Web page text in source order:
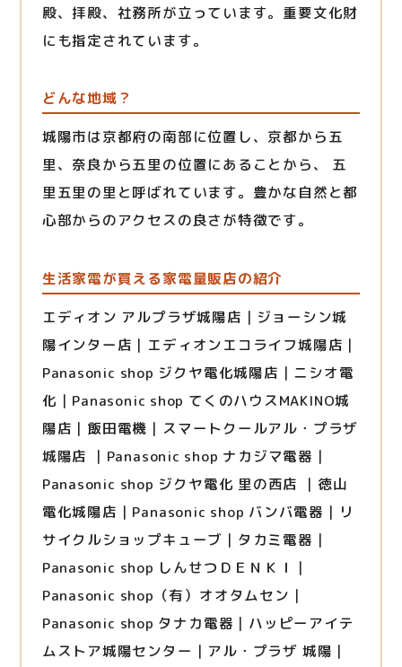
殿、拝殿、社務所が立っています。重要文化財
にも指定されています。
どんな地域？
城陽市は京都府の南部に位置し、京都から五
里、奈良から五里の位置にあることから、 五
里五里の里と呼ばれています。豊かな自然と都
心部からのアクセスの良さが特徴です。
生活家電が買える家電量販店の紹介
エディオン アルプラザ城陽店｜ジョーシン城
陽インター店｜エディオンエコライフ城陽店｜
Panasonic shop ジクヤ電化城陽店｜ニシオ電
化｜Panasonic shop てくのハウスMAKINO城
陽店｜飯田電機｜スマートクールアル・プラザ
城陽店 ｜Panasonic shop ナカジマ電器｜
Panasonic shop ジクヤ電化 里の西店 ｜徳山
電化城陽店｜Panasonic shop バンバ電器｜リ
サイクルショップキューブ｜タカミ電器｜
Panasonic shop しんせつＤＥＮＫＩ｜
Panasonic shop（有）オオタムセン｜
Panasonic shop タナカ電器｜ハッピーアイテ
ムストア城陽センター｜アル・プラザ 城陽｜